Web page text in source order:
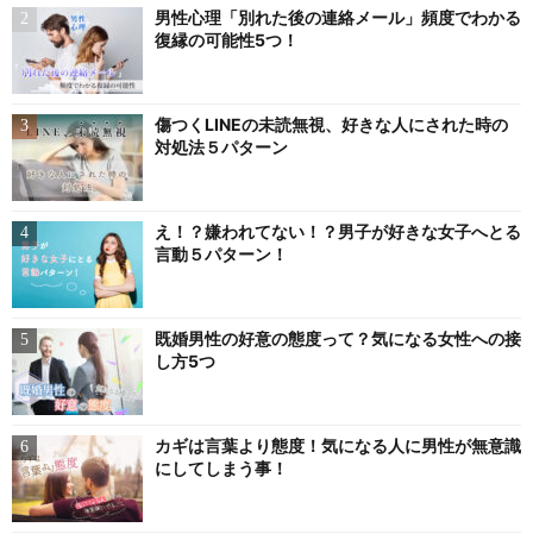
男性心理「別れた後の連絡メール」頻度でわかる
復縁の可能性5つ！
傷つくLINEの未読無視、好きな人にされた時の
対処法５パターン
え！？嫌われてない！？男子が好きな女子へとる
言動５パターン！
既婚男性の好意の態度って？気になる女性への接
し方5つ
カギは言葉より態度！気になる人に男性が無意識
にしてしまう事！